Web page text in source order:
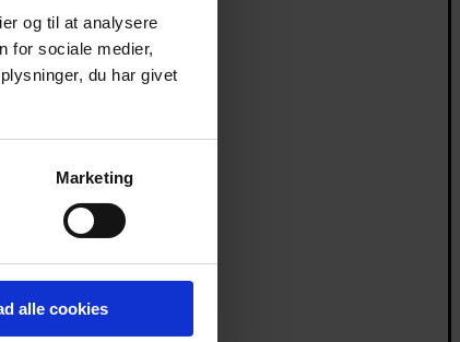
og til at analysere
for sociale medier,
du har givet
Marketing
alle cookies